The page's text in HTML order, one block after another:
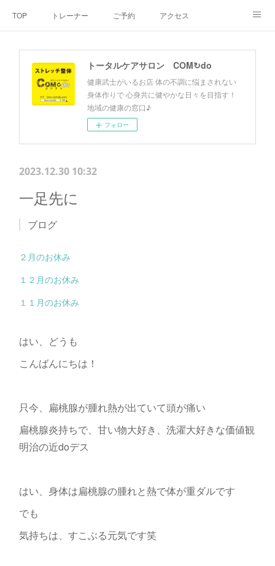
TOP トレーナー ご予約 アクセス
お客様の声
トータルケアサロン COM↻do
健康武士がいるお店 体の不調に悩まされない
身体作りで 心身共に健やかな日々を目指す！
地域の健康の窓口♪
フォロー
2023.12.30 10:32
一足先に
ブログ
２月のお休み
１２月のお休み
１１月のお休み
はい、どうも
こんばんにちは！
只今、扁桃腺が腫れ熱が出ていて頭が痛い
扁桃腺炎持ちで、甘い物大好き、洗濯大好きな価値観
明治の近doデス
はい、身体は扁桃腺の腫れと熱で体が重ダルです
でも
気持ちは、すこぶる元気です笑